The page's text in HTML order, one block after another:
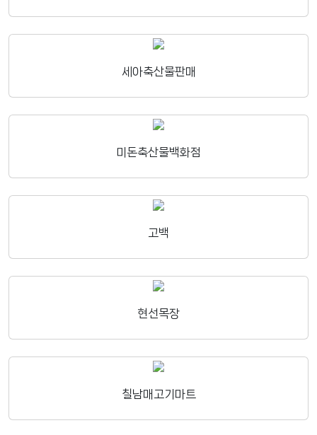
세아축산물판매
미돈축산물백화점
고백
현선목장
칠남매고기마트